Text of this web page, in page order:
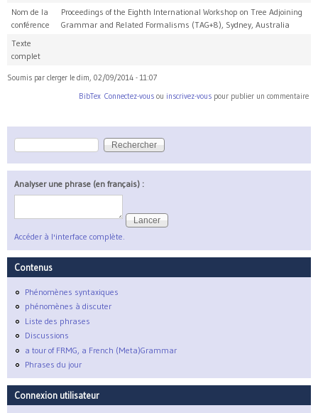
Nom de la
conférence
Proceedings of the Eighth International Workshop on Tree Adjoining
Grammar and Related Formalisms (TAG+8), Sydney, Australia
Texte
complet
Soumis par clerger le dim, 02/09/2014 - 11:07
Connectez-vous ou inscrivez-vous pour publier un commentaire
BibTex
Formulaire de recherche
Rechercher
Analyser une phrase (en français) :
Accéder à l'interface complète.
Contenus
Phénomènes syntaxiques
phénomènes à discuter
Liste des phrases
Discussions
a tour of FRMG, a French (Meta)Grammar
Phrases du jour
Connexion utilisateur